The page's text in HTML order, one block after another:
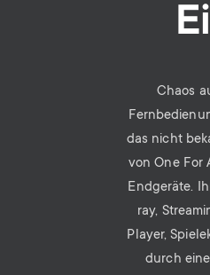
Chaos
das nicht
von One For
Endgeräte.
ray,
Player,
durch